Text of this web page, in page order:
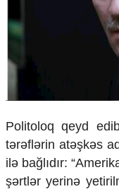
Mənəvi dəyərlər
Missiyamız
Politoloq qeyd
tərəflərin atəşkəs
ilə bağlıdır:
şərtlər yerinə